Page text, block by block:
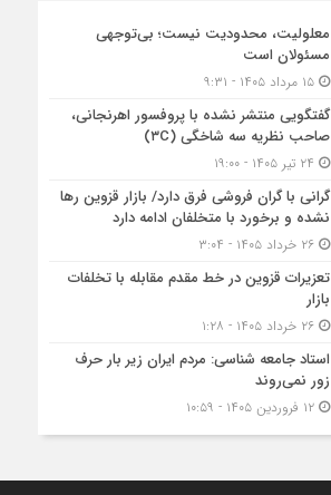
معلولیت، محدودیت نیست؛ بی‌توجهی
مسئولان است
۱۵ مرداد ۱۴۰۵ - ۹:۳۱
گفتگویی منتشر نشده با پروفسور اهرنجانی،
صاحب نظریه سه‌ شاخگی (۳C)
گرانی با گران‌ فروشی فرق دارد/ بازار قزوین رها
نشده و برخورد با متخلفان ادامه دارد
۲۶ خرداد ۱۴۰۵ - ۳:۰۴
تعزیرات قزوین در خط مقدم مقابله با تخلفات
بازار
۲۶ خرداد ۱۴۰۵ - ۱:۲۸
استاد جامعه شناسی: مردم ایران زیر بار حرف
زور نمی‌روند
۱۲ فروردین ۱۴۰۵ - ۱۰:۵۹